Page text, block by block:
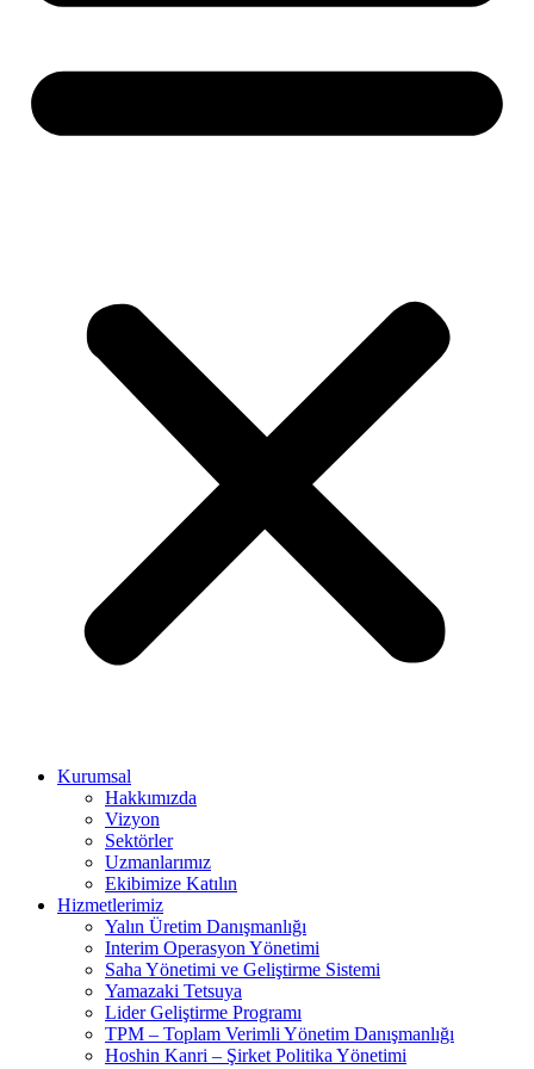
Kurumsal
Hakkımızda
Vizyon
Sektörler
Uzmanlarımız
Ekibimize Katılın
Hizmetlerimiz
Yalın Üretim Danışmanlığı
Interim Operasyon Yönetimi
Saha Yönetimi ve Geliştirme Sistemi
Yamazaki Tetsuya
Lider Geliştirme Programı
TPM – Toplam Verimli Yönetim Danışmanlığı
Hoshin Kanri – Şirket Politika Yönetimi